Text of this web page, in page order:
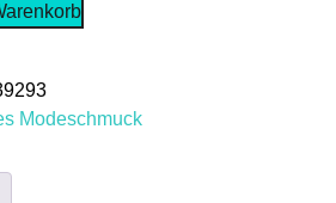
Modeschmuck